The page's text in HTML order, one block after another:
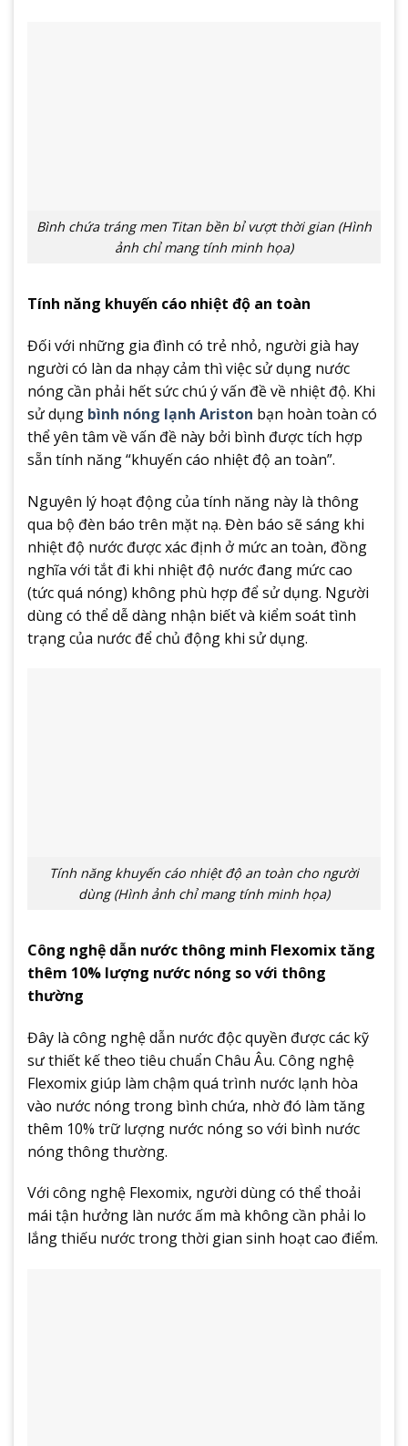
Bình chứa tráng men Titan bền bỉ vượt thời gian (Hình
ảnh chỉ mang tính minh họa)
Tính năng khuyến cáo nhiệt độ an toàn
Đối với những gia đình có trẻ nhỏ, người già hay
người có làn da nhạy cảm thì việc sử dụng nước
nóng cần phải hết sức chú ý vấn đề về nhiệt độ. Khi
sử dụng bình nóng lạnh Ariston bạn hoàn toàn có
thể yên tâm về vấn đề này bởi bình được tích hợp
sẵn tính năng “khuyến cáo nhiệt độ an toàn”.
Nguyên lý hoạt động của tính năng này là thông
qua bộ đèn báo trên mặt nạ. Đèn báo sẽ sáng khi
nhiệt độ nước được xác định ở mức an toàn, đồng
nghĩa với tắt đi khi nhiệt độ nước đang mức cao
(tức quá nóng) không phù hợp để sử dụng. Người
dùng có thể dễ dàng nhận biết và kiểm soát tình
trạng của nước để chủ động khi sử dụng.
Tính năng khuyến cáo nhiệt độ an toàn cho người
dùng (Hình ảnh chỉ mang tính minh họa)
Công nghệ dẫn nước thông minh Flexomix tăng
thêm 10% lượng nước nóng so với thông
thường
Đây là công nghệ dẫn nước độc quyền được các kỹ
sư thiết kế theo tiêu chuẩn Châu Âu. Công nghệ
Flexomix giúp làm chậm quá trình nước lạnh hòa
vào nước nóng trong bình chứa, nhờ đó làm tăng
thêm 10% trữ lượng nước nóng so với bình nước
nóng thông thường.
Với công nghệ Flexomix, người dùng có thể thoải
mái tận hưởng làn nước ấm mà không cần phải lo
lắng thiếu nước trong thời gian sinh hoạt cao điểm.